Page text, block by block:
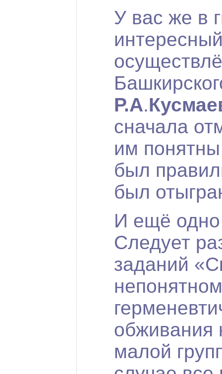
У вас же в
Р.А.
сначала
им
был
был
И ещё одно
Следует
заданий
обживания
малой